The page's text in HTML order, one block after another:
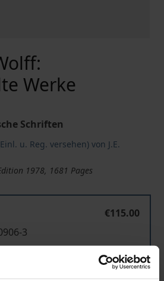
Werke
Schriften
u. Reg. versehen) von J.E.
1978, 1681 Pages
€115.00
3